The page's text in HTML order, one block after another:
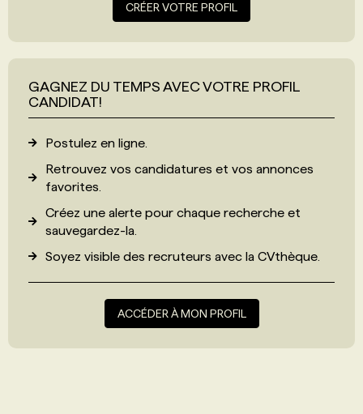
CRÉER VOTRE PROFIL
GAGNEZ DU TEMPS AVEC VOTRE PROFIL
CANDIDAT!
Postulez en ligne.
Retrouvez vos candidatures et vos annonces
favorites.
Créez une alerte pour chaque recherche et
sauvegardez-la.
Soyez visible des recruteurs avec la CVthèque
ACCÉDER À MON PROFIL